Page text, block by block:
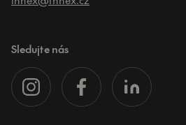
Sledujte nás